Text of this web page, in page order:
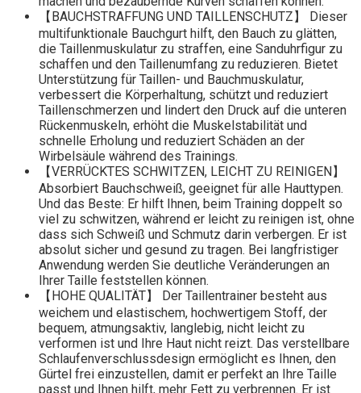
【BAUCHSTRAFFUNG UND TAILLENSCHUTZ】 Dieser
multifunktionale Bauchgurt hilft, den Bauch zu glätten,
die Taillenmuskulatur zu straffen, eine Sanduhrfigur zu
schaffen und den Taillenumfang zu reduzieren. Bietet
Unterstützung für Taillen- und Bauchmuskulatur,
verbessert die Körperhaltung, schützt und reduziert
Taillenschmerzen und lindert den Druck auf die unteren
Rückenmuskeln, erhöht die Muskelstabilität und
schnelle Erholung und reduziert Schäden an der
Wirbelsäule während des Trainings.
【VERRÜCKTES SCHWITZEN, LEICHT ZU REINIGEN】
Absorbiert Bauchschweiß, geeignet für alle Hauttypen.
Und das Beste: Er hilft Ihnen, beim Training doppelt so
viel zu schwitzen, während er leicht zu reinigen ist, ohne
dass sich Schweiß und Schmutz darin verbergen. Er ist
absolut sicher und gesund zu tragen. Bei langfristiger
Anwendung werden Sie deutliche Veränderungen an
Ihrer Taille feststellen können.
【HOHE QUALITÄT】 Der Taillentrainer besteht aus
weichem und elastischem, hochwertigem Stoff, der
bequem, atmungsaktiv, langlebig, nicht leicht zu
verformen ist und Ihre Haut nicht reizt. Das verstellbare
Schlaufenverschlussdesign ermöglicht es Ihnen, den
Gürtel frei einzustellen, damit er perfekt an Ihre Taille
passt und Ihnen hilft, mehr Fett zu verbrennen. Er ist